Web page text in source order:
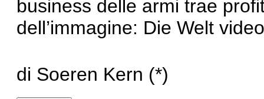
business delle armi trae
dell’immagine: Die Welt
di Soeren Kern (*)